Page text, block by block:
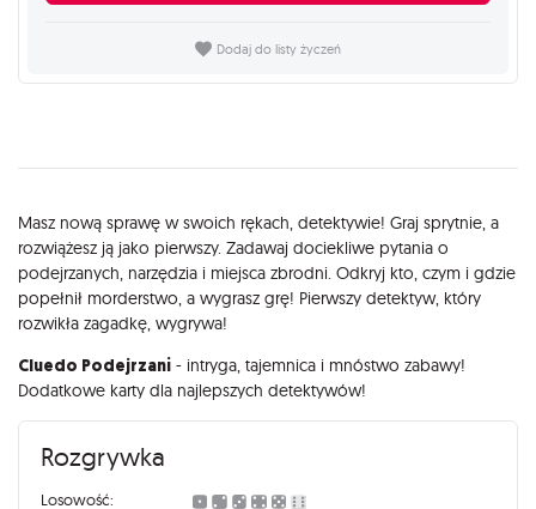
Dodaj do listy życzeń
Opis
Masz nową sprawę w swoich rękach, detektywie! Graj sprytnie, a
rozwiążesz ją jako pierwszy. Zadawaj dociekliwe pytania o
podejrzanych, narzędzia i miejsca zbrodni. Odkryj kto, czym i gdzie
popełnił morderstwo, a wygrasz grę! Pierwszy detektyw, który
rozwikła zagadkę, wygrywa!
Cluedo Podejrzani - intryga, tajemnica i mnóstwo zabawy!
Dodatkowe karty dla najlepszych detektywów!
Rozgrywka
Losowość: